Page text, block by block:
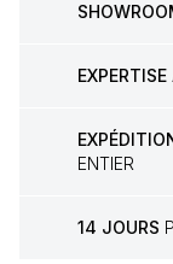
EXPERTISE
ENTIER
14 JOURS